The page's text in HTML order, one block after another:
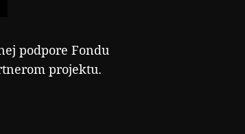
podpore Fondu
projektu.